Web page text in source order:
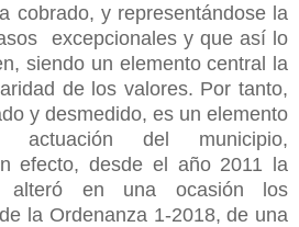
cobrado, y representándose la
excepcionales y que así lo
siendo un elemento central la
de los valores. Por tanto,
y desmedido, es un elemento
del municipio,
efecto, desde el año 2011 la
alteró en una ocasión los
la Ordenanza 1-2018, de una